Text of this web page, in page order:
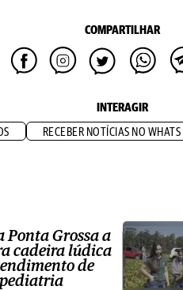
COMPARTILHAR
INTERAGIR
RECEBER NOTÍCIAS NO WHATS
Ponta Grossa a
cadeira lúdica
de